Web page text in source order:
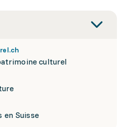
culturel
en Suisse